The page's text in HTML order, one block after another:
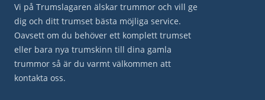
Vi på Trumslagaren älskar trummor och vill ge
dig och ditt trumset bästa möjliga service.
Oavsett om du behöver ett komplett trumset
eller bara nya trumskinn till dina gamla
trummor så är du varmt välkommen att
kontakta oss.